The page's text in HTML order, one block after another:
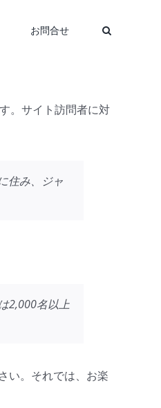
お問合せ
。サイト訪問者に対
住み、ジャ
2,000名以上
い。それでは、お楽